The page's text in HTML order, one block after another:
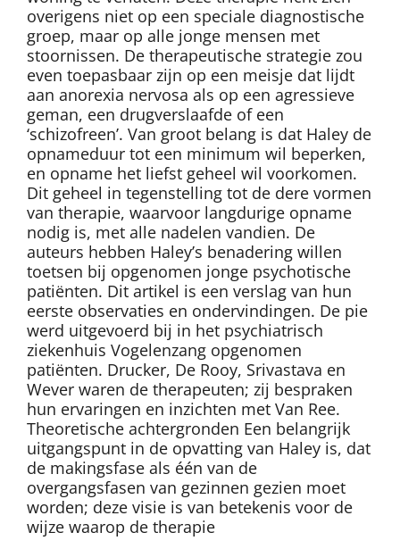
overigens niet op een speciale diagnostische
groep, maar op alle jonge mensen met
stoornissen. De therapeutische strategie zou
even toepasbaar zijn op een meisje dat lijdt
aan anorexia nervosa als op een agressieve
geman, een drugverslaafde of een
‘schizofreen’. Van groot belang is dat Haley de
opnameduur tot een minimum wil beperken,
en opname het liefst geheel wil voorkomen.
Dit geheel in tegenstelling tot de dere vormen
van therapie, waarvoor langdurige opname
nodig is, met alle nadelen vandien. De
auteurs hebben Haley’s benadering willen
toetsen bij opgenomen jonge psychotische
patiënten. Dit artikel is een verslag van hun
eerste observaties en ondervindingen. De pie
werd uitgevoerd bij in het psychiatrisch
ziekenhuis Vogelenzang opgenomen
patiënten. Drucker, De Rooy, Srivastava en
Wever waren de therapeuten; zij bespraken
hun ervaringen en inzichten met Van Ree.
Theoretische achtergronden Een belangrijk
uitgangspunt in de opvatting van Haley is, dat
de makingsfase als één van de
overgangsfasen van gezinnen gezien moet
worden; deze visie is van betekenis voor de
wijze waarop de therapie